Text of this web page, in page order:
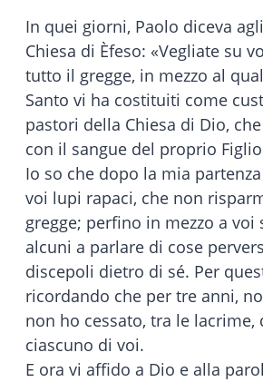
In quei giorni, Paolo diceva
Chiesa di Èfeso: «Vegliate su
tutto il gregge, in mezzo al
Santo vi ha costituiti come
pastori della Chiesa di Dio,
con il sangue del proprio
Io so che dopo la mia
voi lupi rapaci, che non
gregge; perfino in mezzo a voi
alcuni a parlare di cose
discepoli dietro di sé. Per
ricordando che per tre anni,
non ho cessato, tra le
ciascuno di voi.
E ora vi affido a Dio e alla